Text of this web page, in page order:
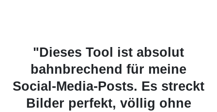
Tool ist absolut
für meine
Media-Posts. Es streckt
perfekt, völlig ohne
der